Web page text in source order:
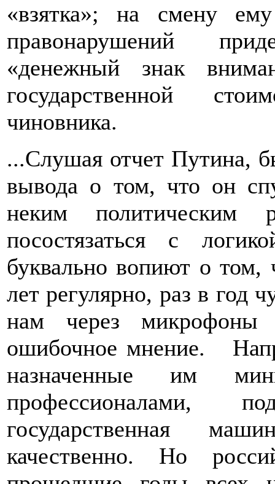
«взятка»; на смену
правонарушений
«денежный знак
государственной
чиновника.
...Слушая отчет Путина,
вывода о том, что он
неким
посостязаться с
буквально вопиют о
лет регулярно, раз в год
нам через микрофоны
ошибочное мнение.
назначенные им
профессионалами,
государственная
качественно. Но